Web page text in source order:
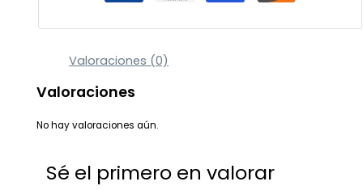
Valoraciones (0)
Valoraciones
No hay valoraciones aún.
Sé el primero en valorar